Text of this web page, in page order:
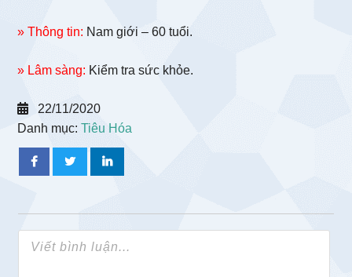
» Thông tin: Nam giới – 60 tuổi.
» Lâm sàng: Kiểm tra sức khỏe.
22/11/2020
Danh mục:Tiêu Hóa